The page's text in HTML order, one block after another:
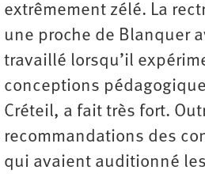
extrêmement zélé. La
une proche de Blanquer
travaillé lorsqu’il
conceptions
Créteil, a fait très fort.
recommandations des
qui avaient auditionné